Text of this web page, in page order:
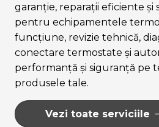
garanție, reparații eficiente și
pentru echipamentele
funcțiune, revizie tehnică,
conectare termostate și
performanță și siguranță pe
produsele tale.
Vezi toate serviciile